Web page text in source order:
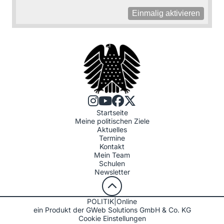
Einmalig aktivieren
Startseite
Meine politischen Ziele
Aktuelles
Termine
Kontakt
Mein Team
Schulen
Newsletter
POLITIK|Online
ein Produkt der GWeb Solutions GmbH & Co. KG
Cookie Einstellungen